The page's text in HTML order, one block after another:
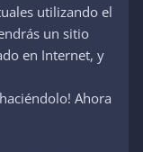
utilizando el
un sitio
en Internet, y
Ahora